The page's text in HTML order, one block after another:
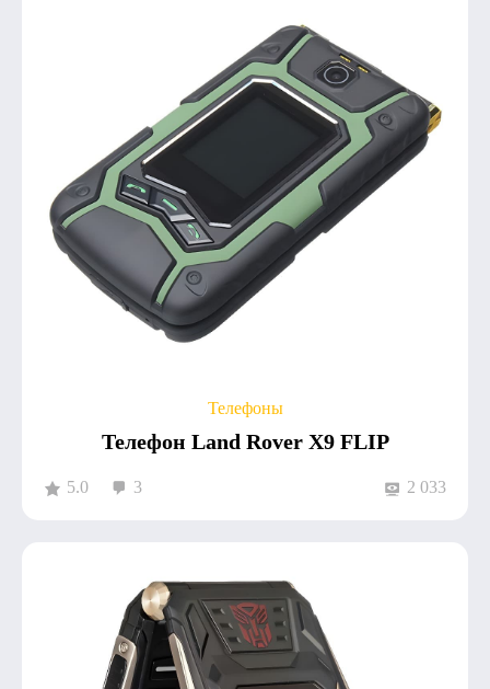
Телефоны
Телефон Land Rover X9 FLIP
5.0 3 2 033